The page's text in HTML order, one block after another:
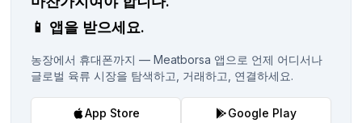
📱 앱을 받으세요.
농장에서 휴대폰까지 — Meatborsa 앱으로 언제 어디서나
글로벌 육류 시장을 탐색하고, 거래하고, 연결하세요.
App Store Google Play